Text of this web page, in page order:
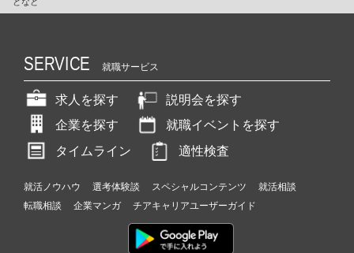
SERVICE 就職サービス
求人を探す
説明会を探す
企業を探す
就職イベントを探す
タイムライン
適性検査
就活ノウハウ 選考体験談 スペシャルコンテンツ
就活相談
転職相談
企業マンガ チアキャリアユーザーガイド